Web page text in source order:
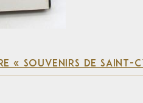
« SOUVENIRS DE SAINT-